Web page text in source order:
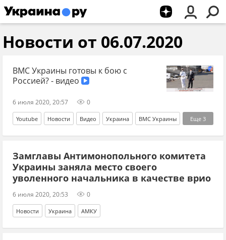
Новости от 06.07.2020
ВМС Украины готовы к бою с
Россией? - видео
6 июля 2020, 20:57 0
Еще 3
Youtube Новости Видео Украина ВМС Украины
Владимир Зеленский Одесса Россия
Замглавы Антимонопольного комитета
Украины заняла место своего
уволенного начальника в качестве врио
6 июля 2020, 20:53 0
Новости Украина АМКУ